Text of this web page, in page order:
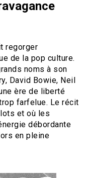
regorger
de la pop culture.
noms à son
David Bowie, Neil
ère de liberté
farfelue. Le récit
et où les
débordante
en pleine